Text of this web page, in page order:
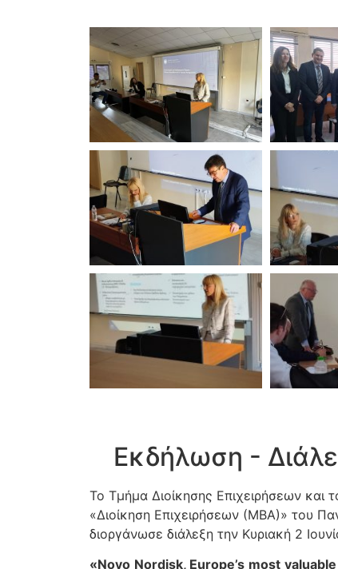
Εκδήλωση -
Το Τμήμα Διοίκησης Επιχειρήσεων
«Διοίκηση Επιχειρήσεων (ΜΒΑ)» του
διοργάνωσε διάλεξη την Κυριακή 2
«Novo Nordisk, Europe’s most valuable